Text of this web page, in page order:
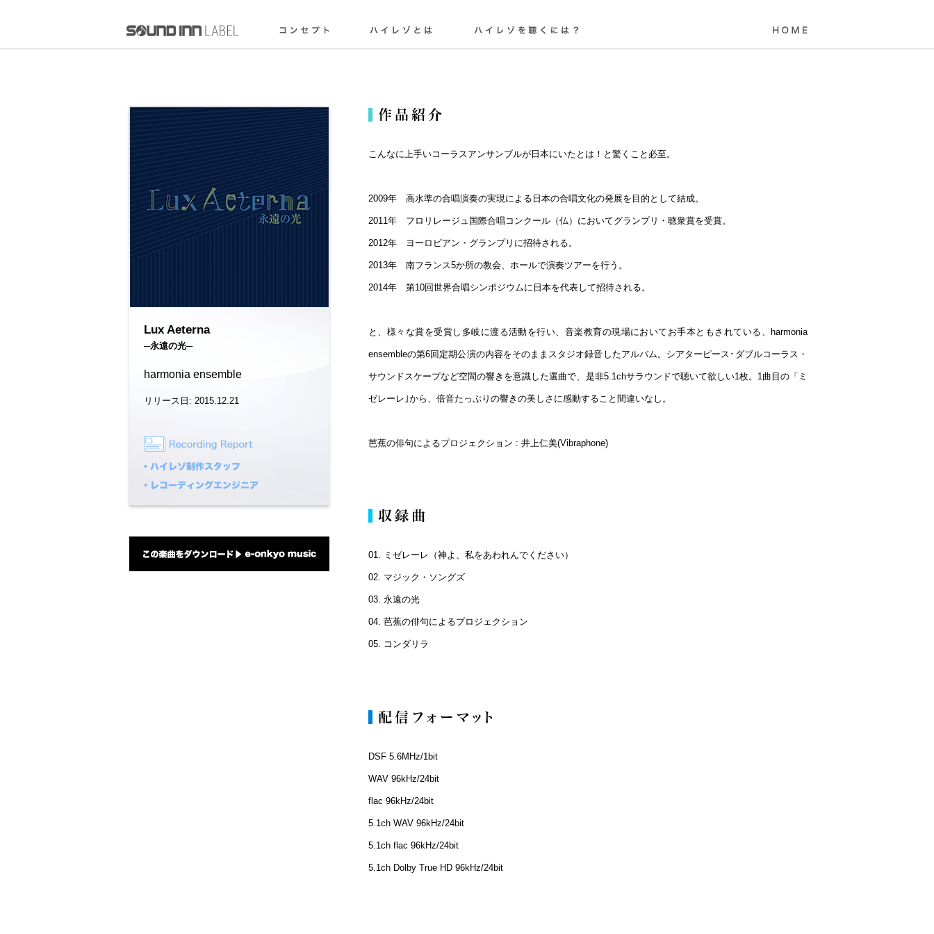
Lux Aeterna
─永遠の光─
harmonia ensemble
リリース日: 2015.12.21
こんなに上手いコーラスアンサンブルが日本にいたとは！と驚くこと必至。
2009年 高水準の合唱演奏の実現による日本の合唱文化の発展を目的として結成。
2011年 フロリレージュ国際合唱コンクール（仏）においてグランプリ・聴衆賞を受賞。
2012年 ヨーロピアン・グランプリに招待される。
2013年 南フランス5か所の教会、ホールで演奏ツアーを行う。
2014年 第10回世界合唱シンポジウムに日本を代表して招待される。
と、様々な賞を受賞し多岐に渡る活動を行い、音楽教育の現場においてお手本ともされている、harmonia
ensembleの第6回定期公演の内容をそのままスタジオ録音したアルバム。シアターピース･ダブルコーラス・
サウンドスケープなど空間の響きを意識した選曲で、是非5.1chサラウンドで聴いて欲しい1枚。1曲目の「ミ
ゼレーレ｣から、倍音たっぷりの響きの美しさに感動すること間違いなし。
芭蕉の俳句によるプロジェクション : 井上仁美(Vibraphone)
01. ミゼレーレ（神よ、私をあわれんでください）
02. マジック・ソングズ
03. 永遠の光
04. 芭蕉の俳句によるプロジェクション
05. コンダリラ
DSF 5.6MHz/1bit
WAV 96kHz/24bit
flac 96kHz/24bit
5.1ch WAV 96kHz/24bit
5.1ch flac 96kHz/24bit
5.1ch Dolby True HD 96kHz/24bit